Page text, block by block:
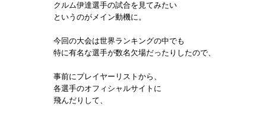
クルム伊達選手の試合を見てみたい
というのがメイン動機に。
今回の大会は世界ランキングの中でも
特に有名な選手が数名欠場だったりしたので、
事前にプレイヤーリストから、
各選手のオフィシャルサイトに
飛んだりして、